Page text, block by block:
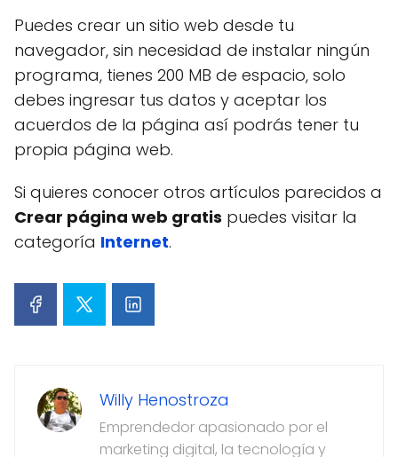
Puedes crear un sitio web desde tu
navegador, sin necesidad de instalar ningún
programa, tienes 200 MB de espacio, solo
debes ingresar tus datos y aceptar los
acuerdos de la página así podrás tener tu
propia página web.
Si quieres conocer otros artículos parecidos a
Crear página web gratis puedes visitar la
categoría Internet.
Willy Henostroza
Emprendedor apasionado por el
marketing digital, la tecnología y